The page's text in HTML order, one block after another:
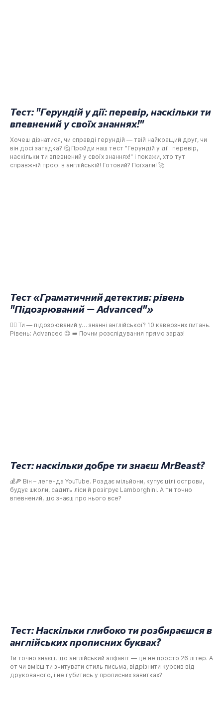
Тест: "Герундій у дії: перевір, наскільки ти
впевнений у своїх знаннях!"
Хочеш дізнатися, чи справді герундій — твій найкращий друг, чи
він досі загадка? 🤔 Пройди наш тест "Герундій у дії: перевір,
наскільки ти впевнений у своїх знаннях!" і покажи, хто тут
справжній профі в англійській! Готовий? Поїхали! 🚀
Тест «Граматичний детектив: рівень
"Підозрюваний — Advanced"»
🕵️‍♀️ Ти — підозрюваний у… знанні англійської? 10 каверзних питань.
Рівень: Advanced 😉 ➡️ Почни розслідування прямо зараз!
Тест: наскільки добре ти знаєш MrBeast?
💰🍕 Він – легенда YouTube. Роздає мільйони, купує цілі острови,
будує школи, садить ліси й розігрує Lamborghini. А ти точно
впевнений, що знаєш про нього все?
Тест: Наскільки глибоко ти розбираєшся в
англійських прописних буквах?
Ти точно знаєш, що англійський алфавіт — це не просто 26 літер. А
от чи вмієш ти зчитувати стиль письма, відрізнити курсив від
друкованого, і не губитись у прописних завитках?